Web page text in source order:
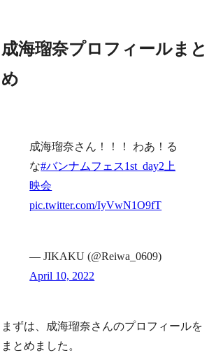
成海瑠奈プロフィールまと
め
成海瑠奈さん！！！ わあ！る
な#バンナムフェス1st_day2上
映会
pic.twitter.com/IyVwN1O9fT
— JIKAKU (@Reiwa_0609)
April 10, 2022
まずは、成海瑠奈さんのプロフィールを
まとめました。